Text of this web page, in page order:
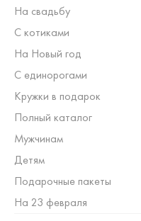
На свадьбу
С котиками
На Новый год
С единорогами
Кружки в подарок
Полный каталог
Мужчинам
Детям
Подарочные пакеты
На 23 февраля